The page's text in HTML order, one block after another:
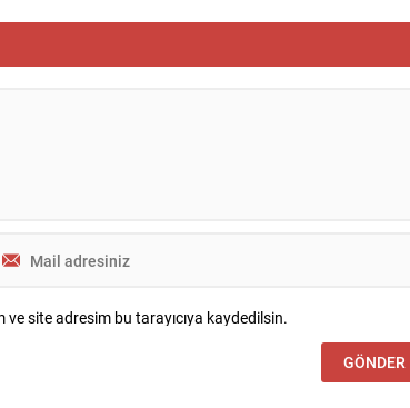
site adresim bu tarayıcıya kaydedilsin.